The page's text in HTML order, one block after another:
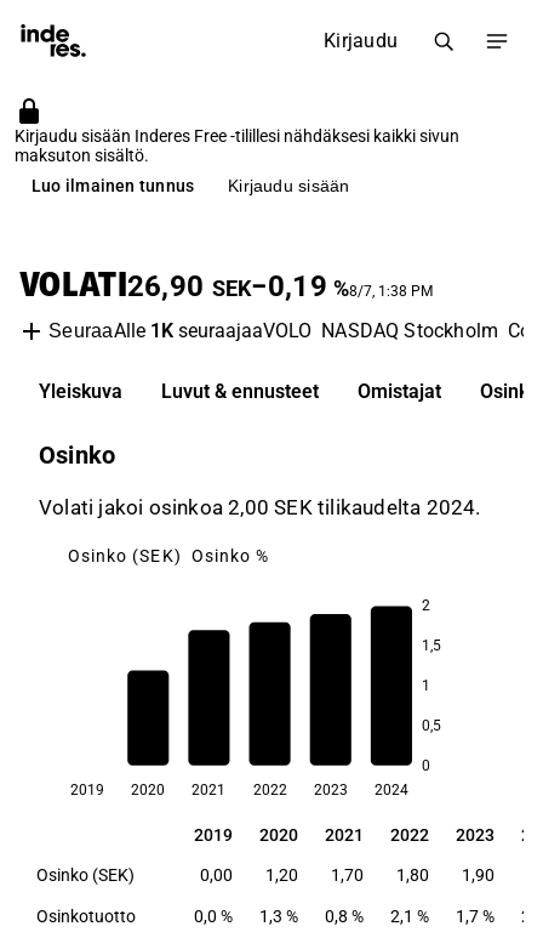
Kirjaudu
Kirjaudu sisään Inderes Free -tilillesi nähdäksesi kaikki sivun
maksuton sisältö.
Luo ilmainen tunnus
Kirjaudu sisään
VOLATI26,90 SEK−0,19 %8/7, 1:38 PM
SeuraaAlle 1KseuraajaaVOLO NASDAQ Stockholm
Yleiskuva Luvut & ennusteet Omistajat Osinko
Osinko
Volati jakoi osinkoa 2,00 SEK tilikaudelta 2024.
Osinko (SEK) Osinko %
2
1,5
1
0,5
0
2019 2020 2021 2022 2023 2024
2019 2020 2021 2022 2023
2019 2020 2021 2022 2023
Osinko (SEK) 0,00 1,20 1,70 1,80 1,90
Osinkotuotto 0,0 % 1,3 % 0,8 % 2,1 % 1,7 %